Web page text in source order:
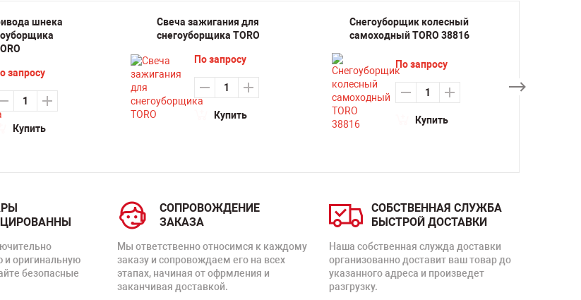
шнека
запросу
Купить
Свеча зажигания для
снегоуборщика TORO
По запросу
Купить
Снегоуборщик колесный
самоходный TORO 38816
По запросу
Купить
и оригинальную
безопасные
СОПРОВОЖДЕНИЕ
ЗАКАЗА
Мы ответственно относимся к каждому
заказу и сопровождаем его на всех
этапах, начиная от офрмления и
заканчивая доставкой.
СОБСТВЕННАЯ СЛУЖБА
БЫСТРОЙ ДОСТАВКИ
Наша собственная служда доставки
организованно доставит ваш товар до
указанного адреса и произведет
разгрузку.